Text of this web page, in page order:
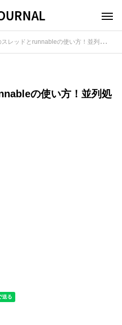
ッドとrunnableの使い方！並列処理の基本を徹底解説
の使い方！並列処